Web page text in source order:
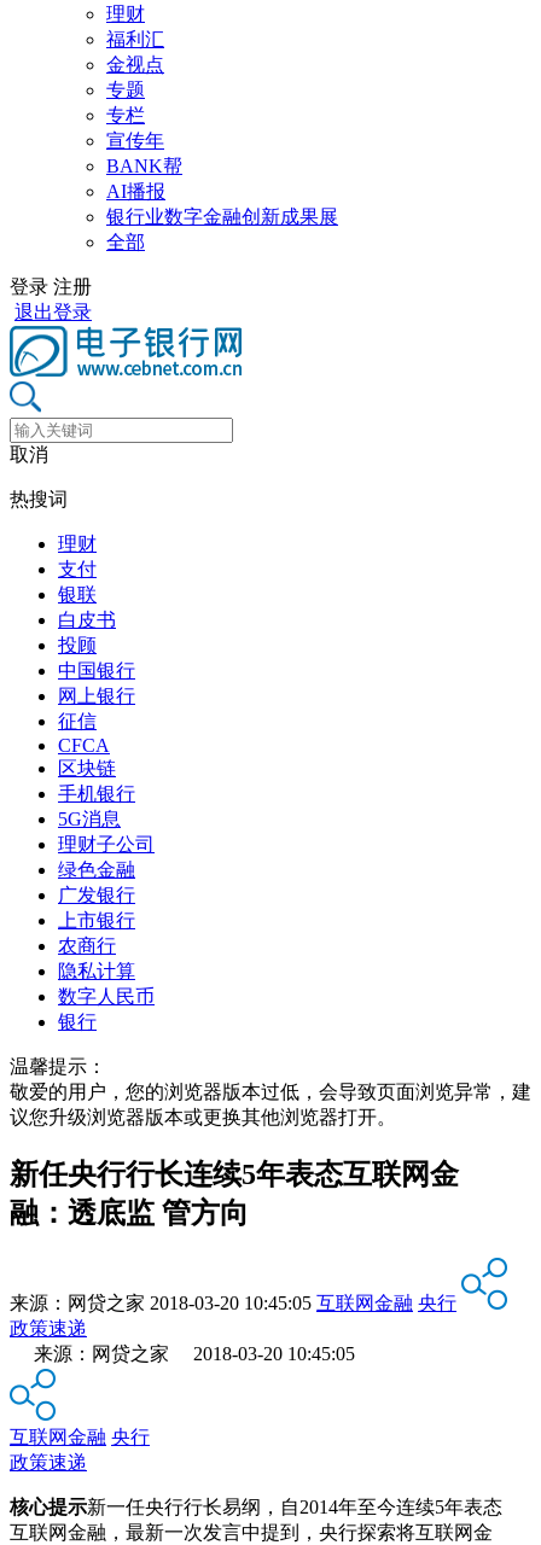
理财
福利汇
金视点
专题
专栏
宣传年
BANK帮
AI播报
银行业数字金融创新成果展
全部
登录 注册
退出登录
取消
热搜词
理财
支付
银联
白皮书
投顾
中国银行
网上银行
征信
CFCA
区块链
手机银行
5G消息
理财子公司
绿色金融
广发银行
上市银行
农商行
隐私计算
数字人民币
银行
温馨提示：
敬爱的用户，您的浏览器版本过低，会导致页面浏览异常，建
议您升级浏览器版本或更换其他浏览器打开。
新任央行行长连续5年表态互联网金
融：透底监 管方向
来源： 网贷之家 2018-03-20 10:45:05 互联网金融 央行
政策速递
来源：网贷之家 2018-03-20 10:45:05
互联网金融 央行
政策速递
核心提示新一任央行行长易纲，自2014年至今连续5年表态
互联网金融，最新一次发言中提到，央行探索将互联网金